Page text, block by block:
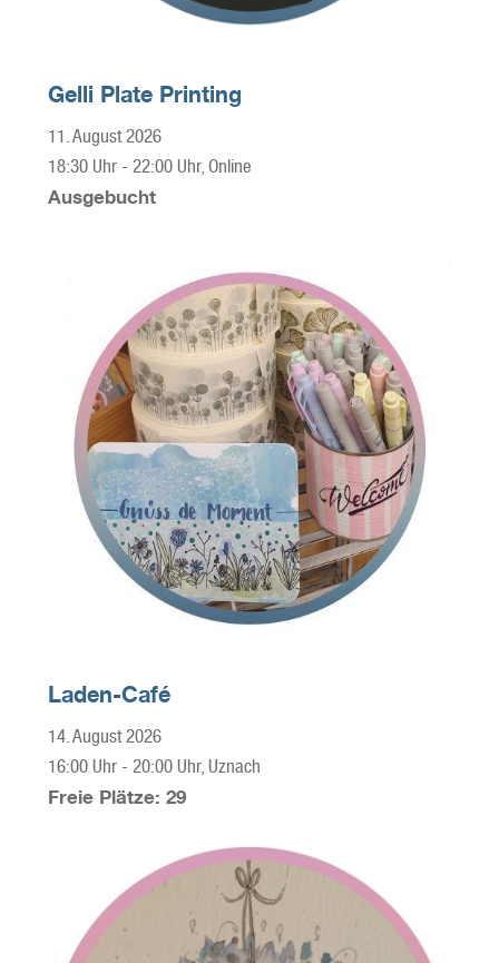
Gelli Plate Printing
11. August 2026
18:30 Uhr- 22:00 Uhr, Online
Ausgebucht
Laden-Café
14. August 2026
16:00 Uhr- 20:00 Uhr, Uznach
Freie Plätze: 29